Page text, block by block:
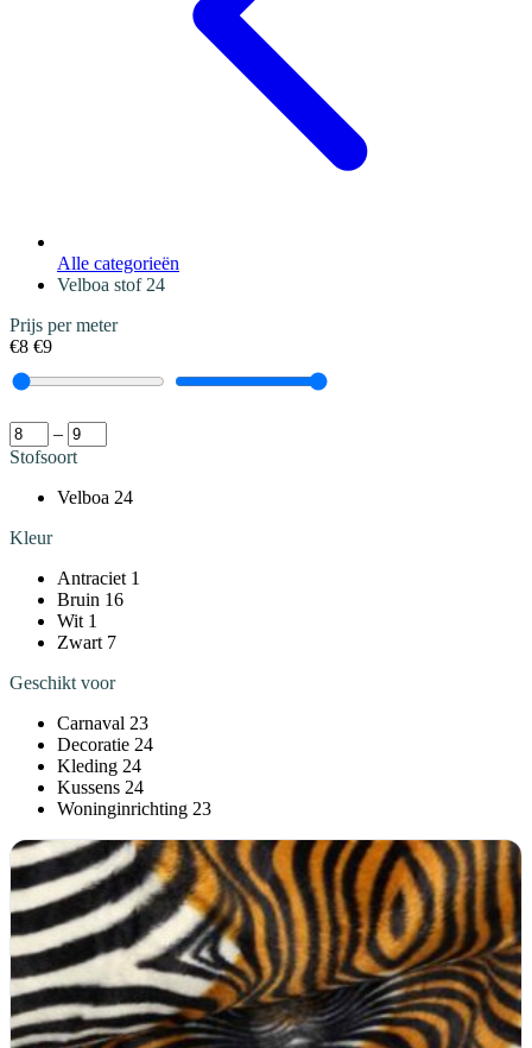
Alle categorieën
Velboa stof 24
Prijs per meter
€8 €9
–
Stofsoort
Velboa 24
Kleur
Antraciet 1
Bruin 16
Wit 1
Zwart 7
Geschikt voor
Carnaval 23
Decoratie 24
Kleding 24
Kussens 24
Woninginrichting 23